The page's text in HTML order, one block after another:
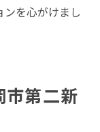
を心がけまし
市第二新